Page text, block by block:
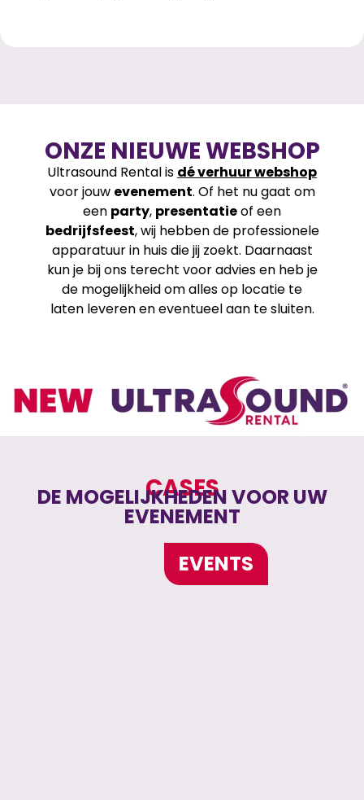
ONZE NIEUWE WEBSHOP
Ultrasound Rental is dé verhuur webshop
voor jouw evenement. Of het nu gaat om
een party, presentatieof een
bedrijfsfeest, wij hebben de professionele
apparatuur in huis die jij zoekt. Daarnaast
kun je bij ons terecht voor advies en heb je
de mogelijkheid om alles op locatie te
laten leveren en eventueel aan te sluiten.
CASES
DE MOGELIJKHEDEN VOOR UW
EVENEMENT
EVENTS